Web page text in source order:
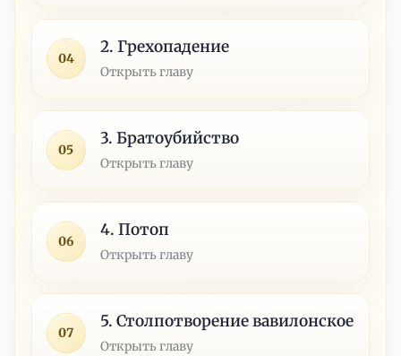
04
2. Грехопадение
Открыть главу
05
3. Братоубийство
Открыть главу
06
4. Потоп
Открыть главу
07
5. Столпотворение вавилонское
Открыть главу